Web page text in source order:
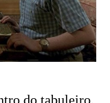
do tabuleiro,